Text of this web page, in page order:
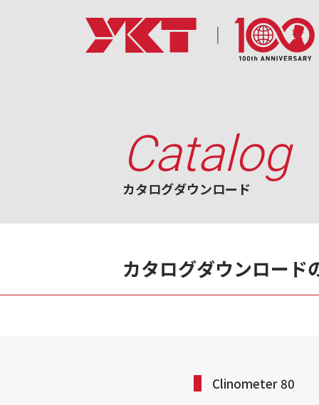
Catalog
カタログダウンロード
カタログダウンロード
Clinometer 80